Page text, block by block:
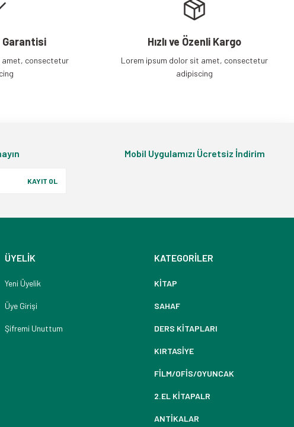
Garantisi
amet, consectetur
Hızlı ve Özenli Kargo
Lorem ipsum dolor sit amet, consectetur
adipiscing
KAYIT OL
Mobil Uygulamızı Ücretsiz İndirim
ÜYELİK
Yeni Üyelik
Üye Girişi
Şifremi Unuttum
KATEGORİLER
KİTAP
SAHAF
DERS KİTAPLARI
KIRTASİYE
FİLM/OFİS/OYUNCAK
2.EL KİTAPALR
ANTİKALAR